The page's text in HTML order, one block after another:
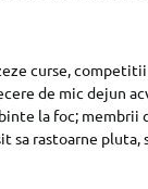
curse,
de mic dejun
la foc; membrii
sa rastoarne pluta,